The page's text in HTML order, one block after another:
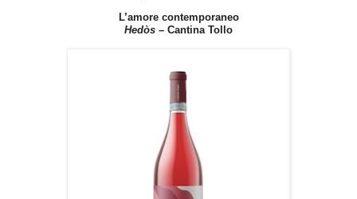
L’amore contemporaneo
Hedòs – Cantina Tollo